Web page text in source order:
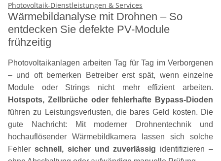
Photovoltaik-Dienstleistungen & Services
Wärmebildanalyse mit Drohnen – So
entdecken Sie defekte PV-Module
frühzeitig
Photovoltaikanlagen arbeiten Tag für Tag im Verborgenen
– und oft bemerken Betreiber erst spät, wenn einzelne
Module oder Strings nicht mehr effizient arbeiten.
Hotspots, Zellbrüche oder fehlerhafte Bypass-Dioden
führen zu Leistungsverlusten, die bares Geld kosten. Die
gute Nachricht: Mit moderner Drohnentechnik und
hochauflösender Wärmebildkamera lassen sich solche
Fehler schnell, sicher und zuverlässig identifizieren –